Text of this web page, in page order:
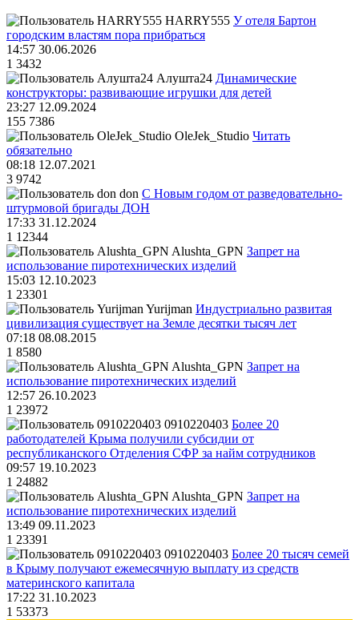
HARRY555 У отеля Бартон
городским властям пора прибраться
14:57 30.06.2026
1 3432
Алушта24 Динамические
конструкторы: развивающие игрушки для детей
23:27 12.09.2024
155 7386
OleJek_Studio Читать
обязательно
08:18 12.07.2021
3 9742
don С Новым годом от разведовательно-
штурмовой бригады ДОН
17:33 31.12.2024
1 12344
Alushta_GPN Запрет на
использование пиротехнических изделий
15:03 12.10.2023
1 23301
Yurijman Индустриально развитая
цивилизация существует на Земле десятки тысяч лет
07:18 08.08.2015
1 8580
Alushta_GPN Запрет на
использование пиротехнических изделий
12:57 26.10.2023
1 23972
0910220403 Более 20
работодателей Крыма получили субсидии от
республиканского Отделения СФР за найм сотрудников
09:57 19.10.2023
1 24882
Alushta_GPN Запрет на
использование пиротехнических изделий
13:49 09.11.2023
1 23391
0910220403 Более 20 тысяч семей
в Крыму получают ежемесячную выплату из средств
материнского капитала
17:22 31.10.2023
1 53373